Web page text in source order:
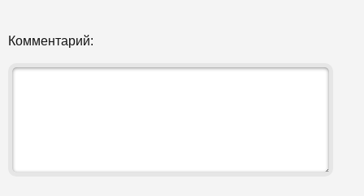
Комментарий: